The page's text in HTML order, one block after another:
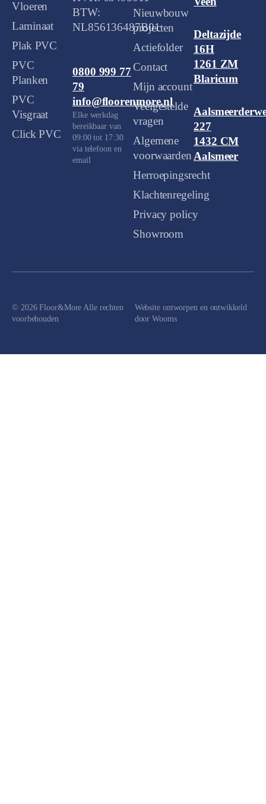
Vloeren
Laminaat
Plak PVC
PVC
Planken
PVC
Visgraat
Click PVC
BTW:
NL856136487B01
0800 999 77
79
info@floorenmore.nl
Elke werkdag
bereikbaar van
09:00 tot 17:30
via telefoon en
email
Nieuwbouw
projecten
Actiefolder
Contact
Mijn account
Veelgestelde
vragen
Algemene
voorwaarden
Herroepingsrecht
Klachtenregeling
Privacy policy
Showroom
Deltazijde
16H
1261 ZM
Blaricum
227
1432 CM
Aalsmeer
© 2026 Floor&More Alle rechten
voorbehouden
Website ontworpen en ontwikkeld
doorWooms